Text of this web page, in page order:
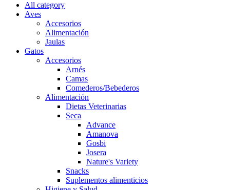
All category
Aves
Accesorios
Alimentación
Jaulas
Gatos
Accesorios
Arnés
Camas
Comederos/Bebederos
Alimentación
Dietas Veterinarias
Seca
Advance
Amanova
Gosbi
Josera
Nature's Variety
Snacks
Suplementos alimenticios